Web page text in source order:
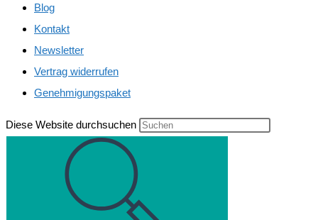
Blog
Kontakt
Newsletter
Vertrag widerrufen
Genehmigungspaket
Diese Website durchsuchen